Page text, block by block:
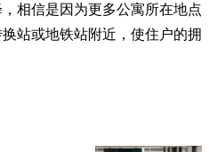
相信是因为更多公寓所在地点
站或地铁站附近，使住户的拥